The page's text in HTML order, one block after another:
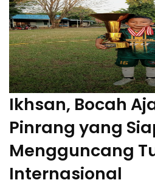
Ikhsan, Bocah
Pinrang yang
Mengguncang
Internasional